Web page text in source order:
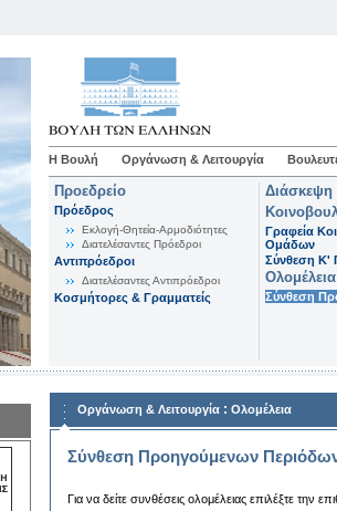
Η Βουλή Οργάνωση & Λειτουργία
Προεδρείο
Πρόεδρος
Εκλογή-Θητεία-Αρμοδιότητες
Διατελέσαντες Πρόεδροι
Αντιπρόεδροι
Διατελέσαντες Αντιπρόεδροι
Κοσμήτορες & Γραμματείς
Γραφεία
Ομάδων
Σύνθεση K'
Ολομέλεια
Σύνθεση
Οργάνωση & Λειτουργία : Ολομέλεια
Σύνθεση Προηγούμενων
Για να δείτε συνθέσεις ολομέλειας επιλέξτε την